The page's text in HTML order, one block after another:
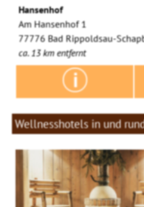
Hansenhof
Am Hansenhof 1
77776 Bad Rippoldsau-
ca. 13 km entfernt
Wellnesshotels in und